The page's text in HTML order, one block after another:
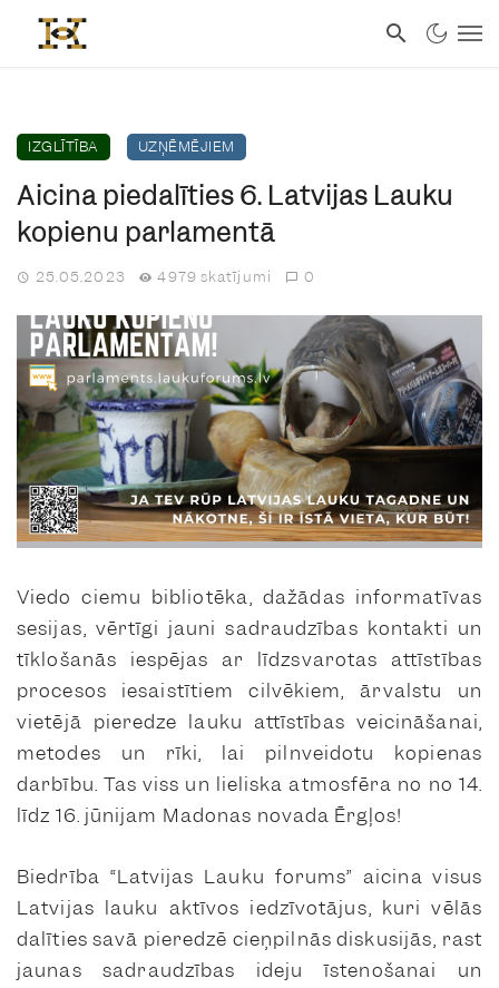
IZGLĪTĪBA UZŅĒMĒJIEM
Aicina piedalīties 6. Latvijas Lauku
kopienu parlamentā
25.05.2023 4979 skatījumi 0
Viedo ciemu bibliotēka, dažādas informatīvas
sesijas, vērtīgi jauni sadraudzības kontakti un
tīklošanās iespējas ar līdzsvarotas attīstības
procesos iesaistītiem cilvēkiem, ārvalstu un
vietējā pieredze lauku attīstības veicināšanai,
metodes un rīki, lai pilnveidotu kopienas
darbību. Tas viss un lieliska atmosfēra no no 14.
līdz 16. jūnijam Madonas novada Ērgļos!
Biedrība “Latvijas Lauku forums” aicina visus
Latvijas lauku aktīvos iedzīvotājus, kuri vēlās
dalīties savā pieredzē cieņpilnās diskusijās, rast
jaunas sadraudzības ideju īstenošanai un